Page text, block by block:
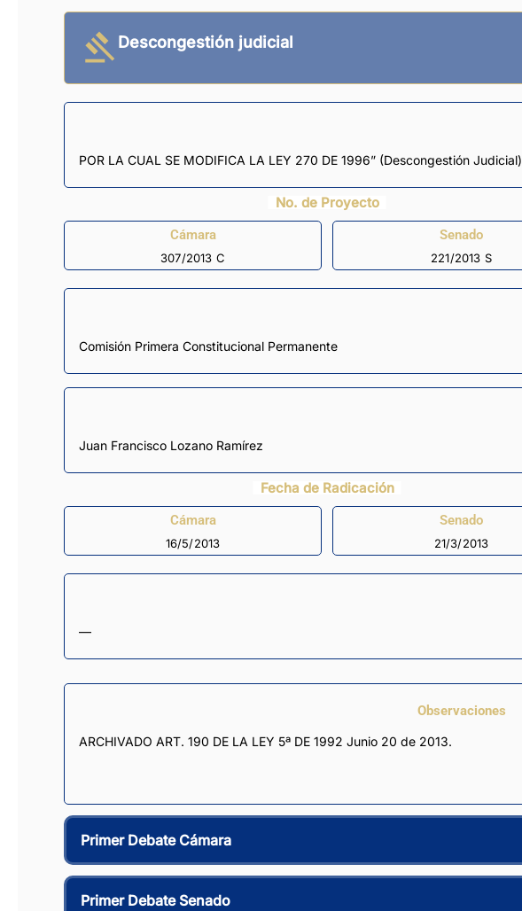
Descongestión judicial
POR LA CUAL SE MODIFICA LA LEY 270 DE 1996” (Descongestión Judicial)
No. de Proyecto
Cámara
307/2013 C
Senado
221/2013 S
Comisión Primera Constitucional Permanente
Juan Francisco Lozano Ramírez
Fecha de Radicación
Cámara
16/5/2013
Senado
21/3/2013
—
Observaciones
ARCHIVADO ART. 190 DE LA LEY 5ª DE 1992 Junio 20 de 2013.
Primer Debate Cámara
Primer Debate Senado